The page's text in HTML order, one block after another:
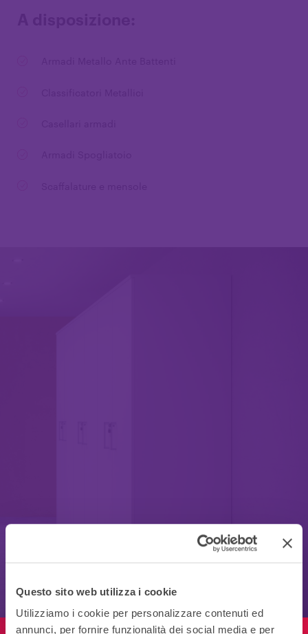
Questo sito web utilizza i cookie
Utilizziamo i cookie per personalizzare contenuti ed
annunci, per fornire funzionalità dei social media e per